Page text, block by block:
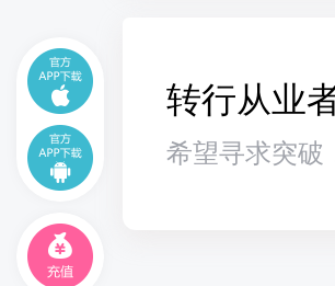
转行从业
希望寻求突破